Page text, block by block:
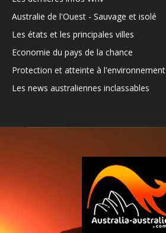
Australie de l'Ouest - Sauvage et isolé
Les états et les principales villes
Economie du pays de la chance
Protection et atteinte à l'environnement
Les news australiennes inclassables